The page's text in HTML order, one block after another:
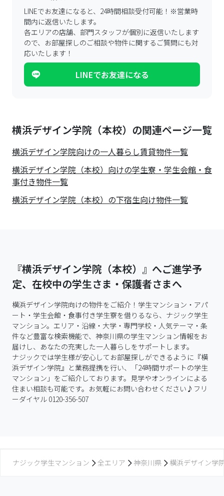
LINEでお友達になると、24時間相談受付可能！ ※営業時
間内に返信いたします。
各エリアの店舗、部門スタッフが個別に返信いたします
ので、 お部屋探しのご相談や物件に関するご質問にも対
応いたします！
LINEでお友達になる
横浜デザイン学院（本校）の関連ページ一覧
横浜デザイン学院向けの一人暮らし賃貸物件一覧
横浜デザイン学院（本校）向けの学生寮・学生会館・食
事付き物件一覧
横浜デザイン学院（本校）の下宿生向け物件一覧
『横浜デザイン学院（本校）』へご進学予
定、在校中の学生さま・保護者さまへ
横浜デザイン学院向けの物件をご紹介！学生マンション・アパ
ート・学生会館・食事付き学生寮を借りるなら、ナジック学生
マンション。エリア・沿線・大学・専門学校・人気テーマ・条
件など豊富な検索機能で、神奈川県の学生マンション情報をお
届けし、あなたの充実した一人暮らしをサポートします。
ナジックでは学生様が安心してお部屋探しができるように『横
浜デザイン学院』と業務提携を行い、「24時間サポートの学生
マンション」をご紹介しております。見学やオンラインによる
住まい相談も可能です。お気軽にお問い合わせください♪フリ
ーダイヤル 0120-356-507
ナジック学生マンション 全エリア 神奈川県 横浜デザイン学